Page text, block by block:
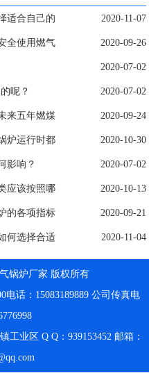
适合自己的 2020-11-07
全使用燃气 2020-09-26
2020-07-02
呢？ 2020-07-02
来五年燃煤 2020-09-24
炉运行时都 2020-10-30
影响？ 2020-07-02
应该按照哪 2020-10-13
的各项指标 2020-09-21
何选择合适 2020-11-04
锅炉厂家 版权所有
电话：15083189889公司传真电
工业区Q Q：939153452 邮箱：